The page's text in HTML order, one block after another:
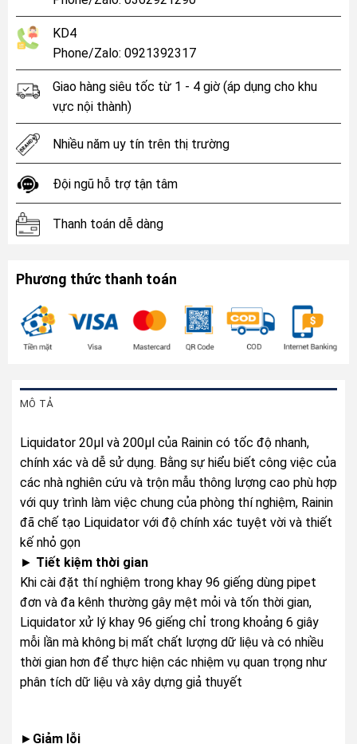
KD4
Phone/Zalo: 0921392317
Giao hàng siêu tốc từ 1 - 4 giờ (áp dụng cho khu
vực nội thành)
Nhiều năm uy tín trên thị trường
Đội ngũ hỗ trợ tận tâm
Thanh toán dễ dàng
Phương thức thanh toán
MÔ TẢ
Liquidator 20µl và 200µl của Rainin có tốc độ nhanh,
chính xác và dễ sử dụng. Bằng sự hiểu biết công việc của
các nhà nghiên cứu và trộn mẫu thông lượng cao phù hợp
với quy trình làm việc chung của phòng thí nghiệm, Rainin
đã chế tạo Liquidator với độ chính xác tuyệt vời và thiết
kế nhỏ gọn
► Tiết kiệm thời gian
Khi cài đặt thí nghiệm trong khay 96 giếng dùng pipet
đơn và đa kênh thường gây mệt mỏi và tốn thời gian,
Liquidator xử lý khay 96 giếng chỉ trong khoảng 6 giây
mỗi lần mà không bị mất chất lượng dữ liệu và có nhiều
thời gian hơn để thực hiện các nhiệm vụ quan trọng như
phân tích dữ liệu và xây dựng giả thuyết
► Giảm lỗi